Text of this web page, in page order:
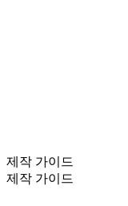
제작 가이드
제작 가이드